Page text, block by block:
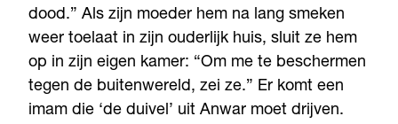
dood.” Als zijn moeder hem na lang smeken
weer toelaat in zijn ouderlijk huis, sluit ze hem
op in zijn eigen kamer: “Om me te beschermen
tegen de buitenwereld, zei ze.” Er komt een
imam die ‘de duivel’ uit Anwar moet drijven.